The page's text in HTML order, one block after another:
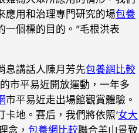
應用和治理專門研究的場包養
一個標的目的。”毛根洪表
講話人陳月芳先包養網比較
市平易近開放運動，一年多
市平易近走出場館觀賞體驗。
卡地。賽后，我們將依照‘女大
念， 包養網比較聯合羊山景致